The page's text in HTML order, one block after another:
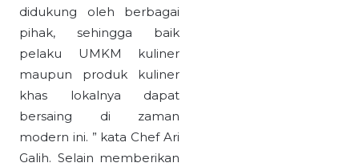
didukung oleh berbagai
pihak, sehingga baik
pelaku UMKM kuliner
maupun produk kuliner
khas lokalnya dapat
bersaing di zaman
modern ini. ” kata Chef Ari
Galih. Selain memberikan